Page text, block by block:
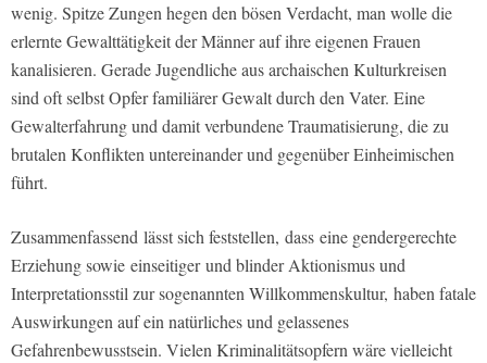
wenig. Spitze Zungen hegen den bösen Verdacht, man wolle die
erlernte Gewalttätigkeit der Männer auf ihre eigenen Frauen
kanalisieren. Gerade Jugendliche aus archaischen Kulturkreisen
sind oft selbst Opfer familiärer Gewalt durch den Vater. Eine
Gewalterfahrung und damit verbundene Traumatisierung, die zu
brutalen Konflikten untereinander und gegenüber Einheimischen
führt.
Zusammenfassend lässt sich feststellen, dass eine gendergerechte
Erziehung sowie einseitiger und blinder Aktionismus und
Interpretationsstil zur sogenannten Willkommenskultur, haben fatale
Auswirkungen auf ein natürliches und gelassenes
Gefahrenbewusstsein. Vielen Kriminalitätsopfern wäre vielleicht